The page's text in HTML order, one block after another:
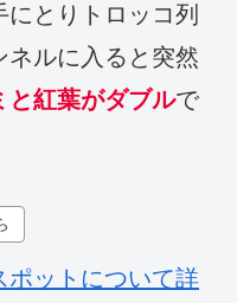
にとりトロッコ列
ネルに入ると突然
と紅葉がダブルで
ポットについて詳